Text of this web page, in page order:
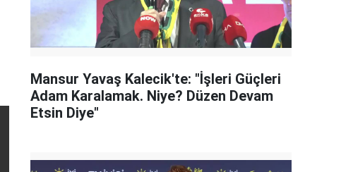
Mansur Yavaş Kalecik'te: "İşleri Güçleri
Adam Karalamak. Niye? Düzen Devam
Etsin Diye"